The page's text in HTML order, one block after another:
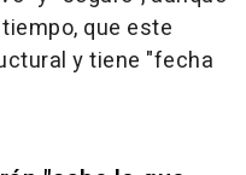
que este
y tiene "fecha